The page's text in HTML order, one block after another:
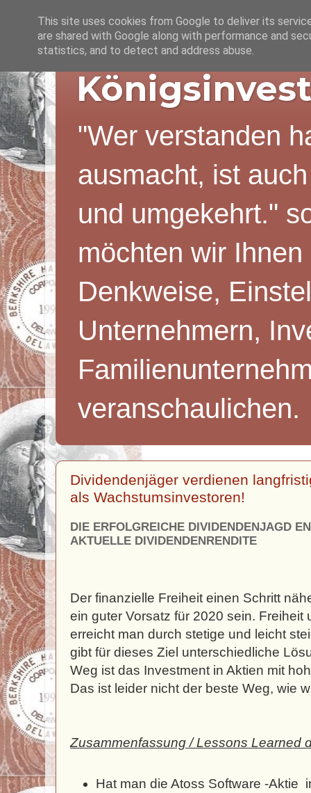
"Wer verstanden
ausmacht, ist
und umgekehrt."
möchten wir
Denkweise,
Unternehmern,
veranschaulichen.
Dividendenjäger verdienen
als Wachstumsinvestoren!
DIE ERFOLGREICHE DIVIDENDENJAGD
AKTUELLE DIVIDENDENRENDITE
Der finanzielle Freiheit einen Schritt
ein guter Vorsatz für 2020 sein. Freiheit
erreicht man durch stetige und leicht
gibt für dieses Ziel unterschiedliche
Weg ist das Investment in Aktien mit
Das ist leider nicht der beste Weg, wie
Zusammenfassung / Lessons Learned
Hat man die Atoss Software -Aktie
This site uses cookies from Google to deliver its
are shared with Google along with performance and
statistics, and to detect and address abuse.